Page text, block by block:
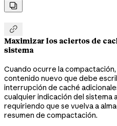


Maximizar los aciertos de
sistema
Cuando ocurre la
contenido nuevo que debe
interrupción de caché
cualquier indicación del sistema
requiriendo que se vuelva a
resumen de compactación.